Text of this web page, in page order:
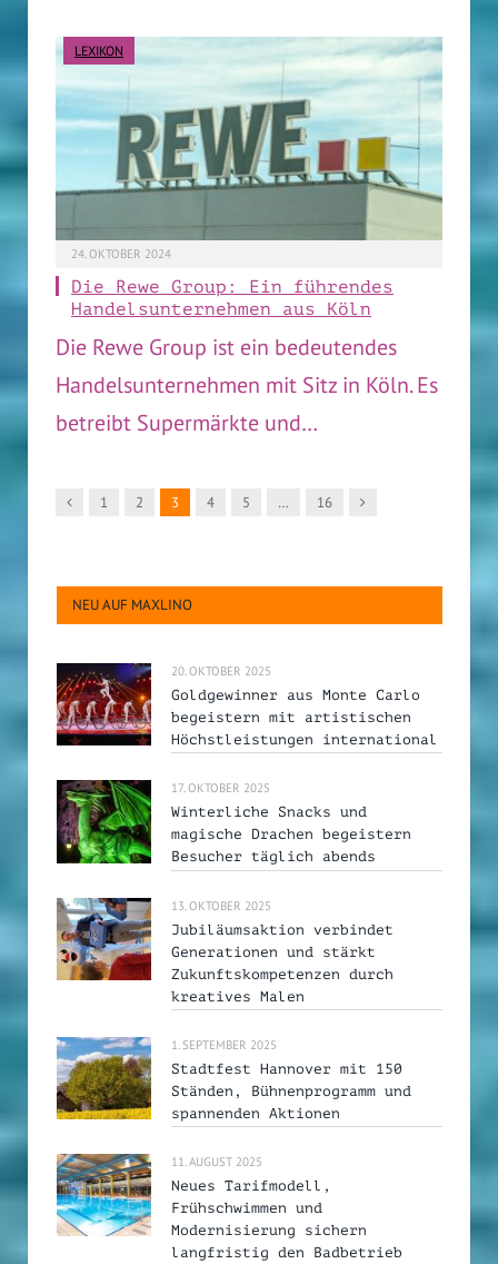
LEXIKON
24. OKTOBER 2024
Die Rewe Group: Ein führendes
Handelsunternehmen aus Köln
Die Rewe Group ist ein bedeutendes
Handelsunternehmen mit Sitz in Köln. Es
betreibt Supermärkte und…
Vorgänger
1 2 3 4 5 … 16 Nachfolger
NEU AUF MAXLINO
20. OKTOBER 2025
Goldgewinner aus Monte Carlo
begeistern mit artistischen
Höchstleistungen international
17. OKTOBER 2025
Winterliche Snacks und
magische Drachen begeistern
Besucher täglich abends
13. OKTOBER 2025
Jubiläumsaktion verbindet
Generationen und stärkt
Zukunftskompetenzen durch
kreatives Malen
1. SEPTEMBER 2025
Stadtfest Hannover mit 150
Ständen, Bühnenprogramm und
spannenden Aktionen
11. AUGUST 2025
Neues Tarifmodell,
Frühschwimmen und
Modernisierung sichern
langfristig den Badbetrieb